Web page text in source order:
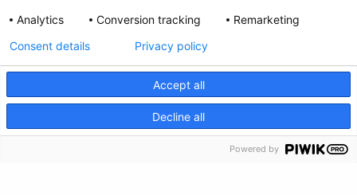
Privacy Policy
Envianos tus comentarios
Analytics
Conversion tracking Remarketing
Accept all
Decline all
Consent details Privacy policy
Powered by